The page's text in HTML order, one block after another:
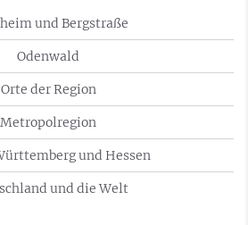
und Bergstraße
Odenwald
Orte der Region
Metropolregion
und Hessen
und die Welt